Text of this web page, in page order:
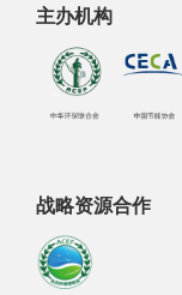
主办机构
战略资源合作